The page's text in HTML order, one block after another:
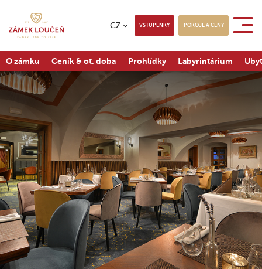
CZ VSTUPENKY POKOJE A CENY
O zámku Ceník & ot. doba Prohlídky Labyrintárium